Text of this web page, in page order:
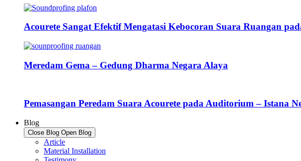
Acourete Sangat Efektif Mengatasi Kebocoran Suara Ruangan
Meredam Gema – Gedung Dharma Negara Alaya
Pemasangan Peredam Suara Acourete pada Auditorium – Istana
Blog
Close Blog Open Blog
Article
Material Installation